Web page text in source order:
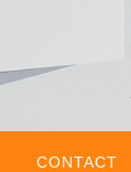
CONTACT